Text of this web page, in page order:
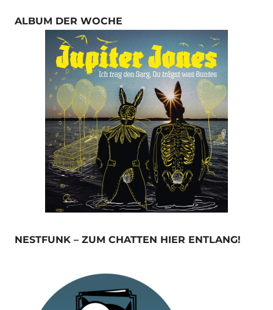
ALBUM DER WOCHE
NESTFUNK – ZUM CHATTEN HIER ENTLANG!